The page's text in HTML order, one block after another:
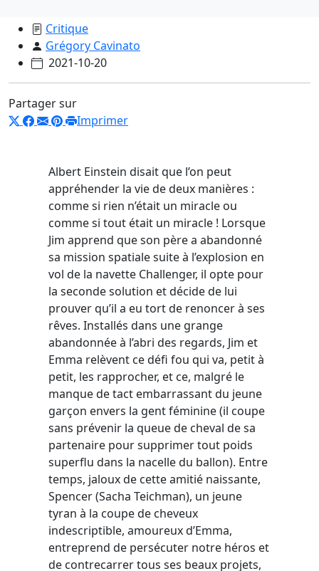
Critique
Grégory Cavinato
2021-10-20
Partager sur
Imprimer
Albert Einstein disait que l’on peut
appréhender la vie de deux manières :
comme si rien n’était un miracle ou
comme si tout était un miracle ! Lorsque
Jim apprend que son père a abandonné
sa mission spatiale suite à l’explosion en
vol de la navette Challenger, il opte pour
la seconde solution et décide de lui
prouver qu’il a eu tort de renoncer à ses
rêves. Installés dans une grange
abandonnée à l’abri des regards, Jim et
Emma relèvent ce défi fou qui va, petit à
petit, les rapprocher, et ce, malgré le
manque de tact embarrassant du jeune
garçon envers la gent féminine (il coupe
sans prévenir la queue de cheval de sa
partenaire pour supprimer tout poids
superflu dans la nacelle du ballon). Entre
temps, jaloux de cette amitié naissante,
Spencer (Sacha Teichman), un jeune
tyran à la coupe de cheveux
indescriptible, amoureux d’Emma,
entreprend de persécuter notre héros et
de contrecarrer tous ses beaux projets,